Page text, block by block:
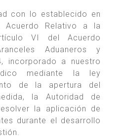
con lo establecido en
Relativo a la
VI del Acuerdo
Aduaneros y
incorporado a nuestro
mediante la ley
de la apertura del
la Autoridad de
la aplicación de
durante el desarrollo